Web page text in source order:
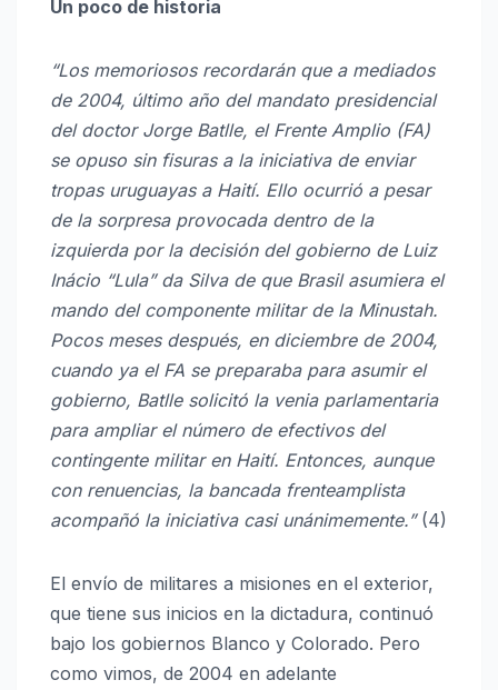
Un poco de historia
“Los memoriosos recordarán que a mediados
de 2004, último año del mandato presidencial
del doctor Jorge Batlle, el Frente Amplio (FA)
se opuso sin fisuras a la iniciativa de enviar
tropas uruguayas a Haití. Ello ocurrió a pesar
de la sorpresa provocada dentro de la
izquierda por la decisión del gobierno de Luiz
Inácio “Lula” da Silva de que Brasil asumiera el
mando del componente militar de la Minustah.
Pocos meses después, en diciembre de 2004,
cuando ya el FA se preparaba para asumir el
gobierno, Batlle solicitó la venia parlamentaria
para ampliar el número de efectivos del
contingente militar en Haití. Entonces, aunque
con renuencias, la bancada frenteamplista
acompañó la iniciativa casi unánimemente.”(4)
El envío de militares a misiones en el exterior,
que tiene sus inicios en la dictadura, continuó
bajo los gobiernos Blanco y Colorado. Pero
como vimos, de 2004 en adelante